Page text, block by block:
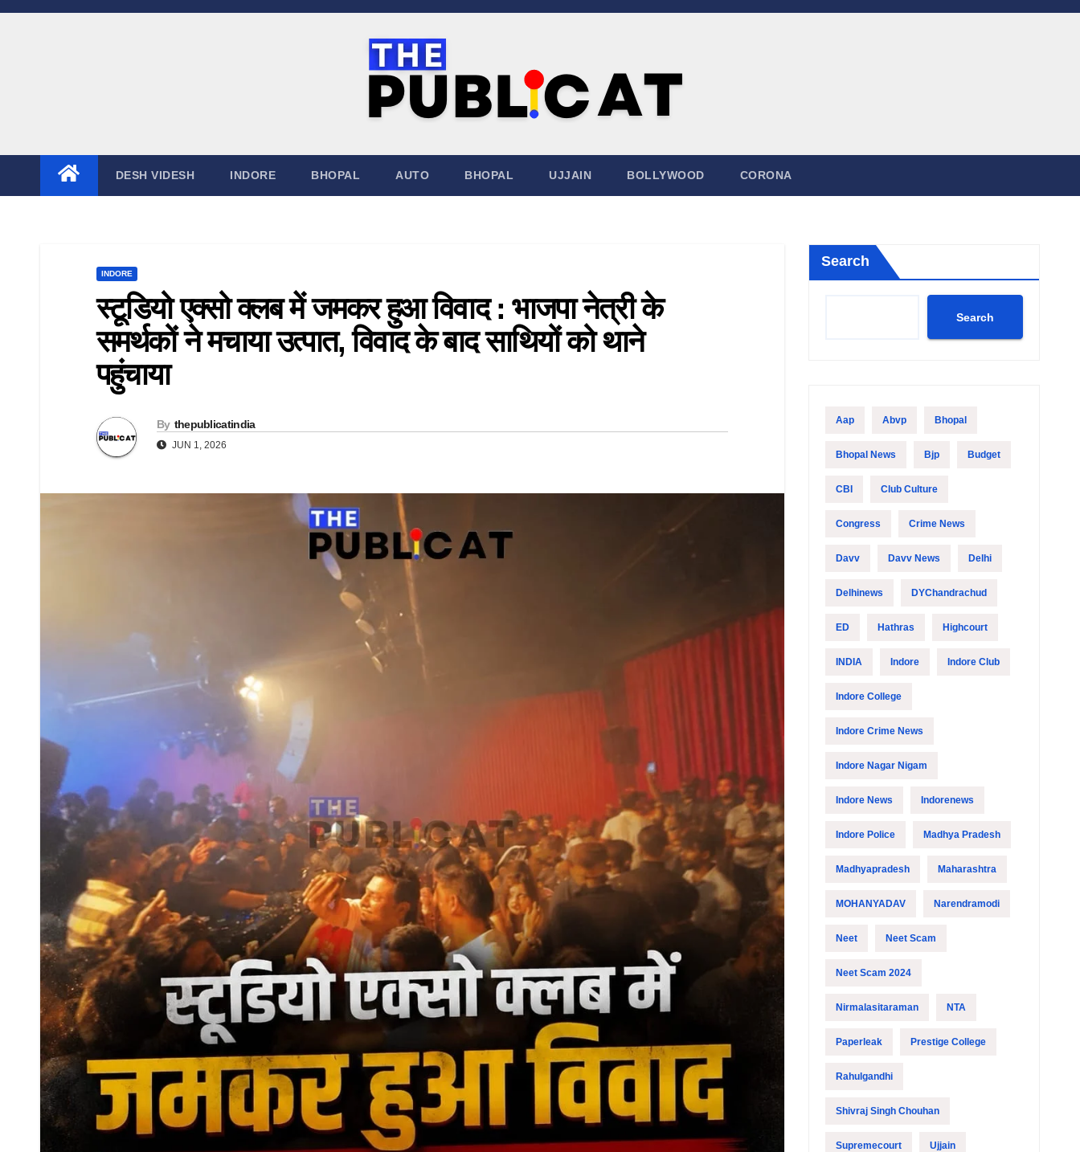
Skip
DESH VIDESH INDORE BHOPAL AUTO BHOPAL UJJAIN BOLLYWOOD CORONA
INDORE
स्टूडियो एक्सो क्लब में जमकर हुआ विवाद : भाजपा नेत्री के
समर्थकों ने मचाया उत्पात, विवाद के बाद साथियों को थाने
पहुंचाया
By thepublicatindia
JUN 1, 2026
Search
Search
Aap Abvp Bhopal
Bhopal News Bjp Budget
CBI Club Culture
Congress Crime News
Davv Davv News Delhi
Delhinews DYChandrachud
ED Hathras Highcourt
INDIA Indore Indore Club
Indore College
Indore Crime News
Indore Nagar Nigam
Indore News Indorenews
Indore Police Madhya Pradesh
Madhyapradesh Maharashtra
MOHANYADAV Narendramodi
Neet Neet Scam
Neet Scam 2024
Nirmalasitaraman NTA
Paperleak Prestige College
Rahulgandhi
Shivraj Singh Chouhan
Supremecourt Ujjain